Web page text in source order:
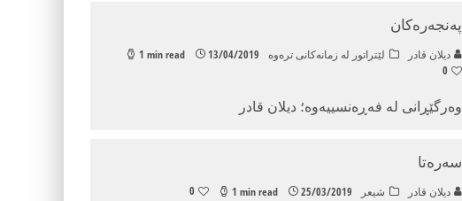
په‌نجه‌ره‌كان
دیلان قادر لێتراتور له زمانه‌کانی تره‌وه 13/04/2019
1 min read
0
وه‌رگێڕانی له‌ فه‌ڕه‌نسییه‌وه‌؛ دیلان قادر
سه‌ره‌تا
دیلان قادر شیعر 25/03/2019
1 min read
0